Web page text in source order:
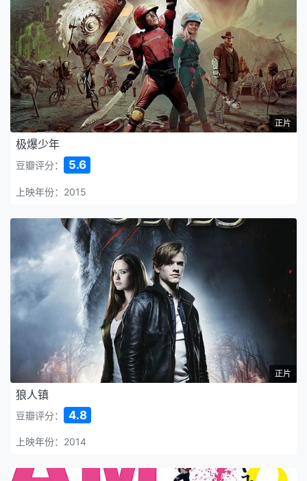
正片
极爆少年
豆瓣评分： 5.6
上映年份：2015
正片
狼人镇
豆瓣评分： 4.8
上映年份：2014